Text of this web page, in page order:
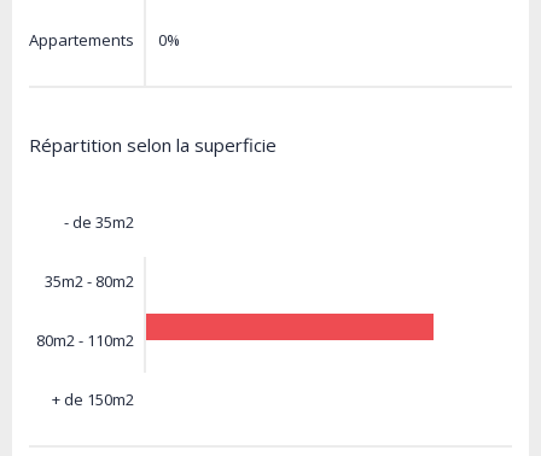
Appartements 0%
Répartition selon la superficie
- de 35m2
35m2 - 80m2
80m2 - 110m2
+ de 150m2